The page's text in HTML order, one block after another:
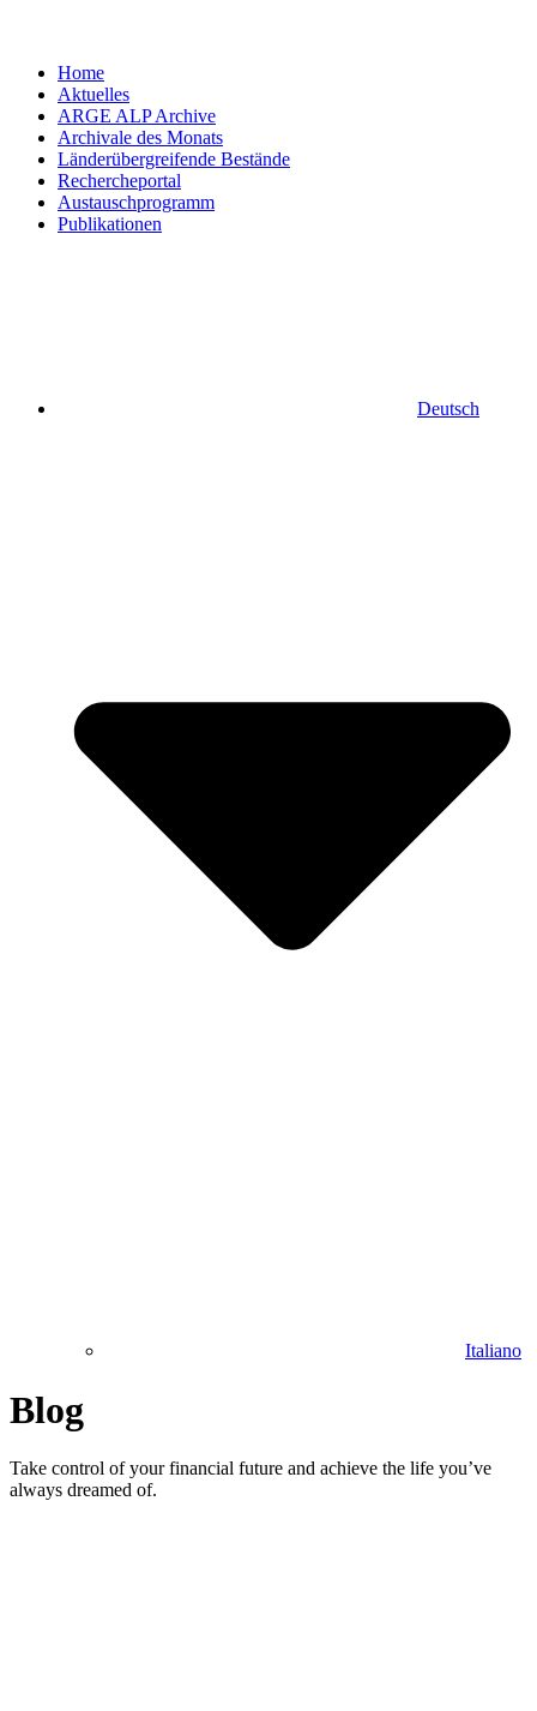
Home
Aktuelles
ARGE ALP Archive
Archivale des Monats
Länderübergreifende Bestände
Rechercheportal
Austauschprogramm
Publikationen
Deutsch
Italiano
Blog
Take control of your financial future and achieve the life you’ve
always dreamed of.